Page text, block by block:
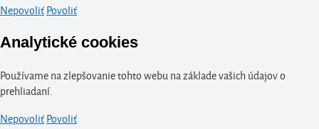
NepovoliťPovoliť
Analytické cookies
Používame na zlepšovanie tohto webu na základe vašich údajov o
prehliadaní.
NepovoliťPovoliť